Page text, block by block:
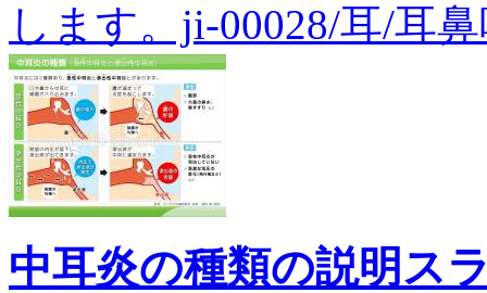
します。ji-00028/耳/耳
中耳炎の種類の説明ス